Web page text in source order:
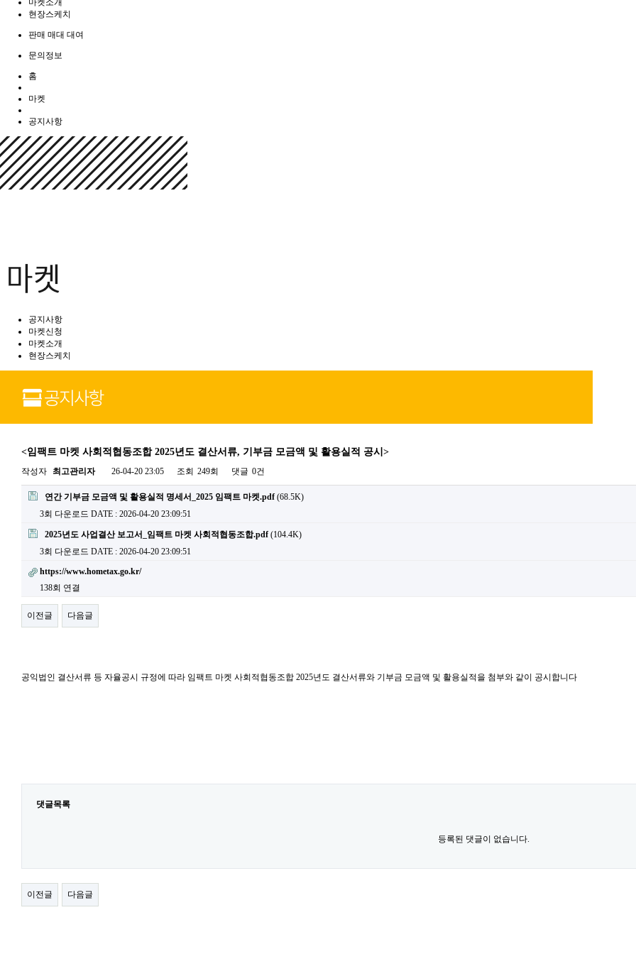
마켓소개
현장스케치
판매 매대 대여
문의정보
홈
마켓
공지사항
공지사항
마켓신청
마켓소개
현장스케치
<임팩트 마켓 사회적협동조합 2025년도 결산서류, 기부금 모금액 및 활용실적 공시>
작성자 최고관리자 26-04-20 23:05 조회 249회 댓글 0건
연간 기부금 모금액 및 활용실적 명세서_2025 임팩트 마켓.pdf(68.5K)
3회 다운로드 DATE : 2026-04-20 23:09:51
2025년도 사업결산 보고서_임팩트 마켓 사회적협동조합.pdf(104.4K)
3회 다운로드 DATE : 2026-04-20 23:09:51
https://www.hometax.go.kr/
138회 연결
이전글 다음글
공익법인 결산서류 등 자율공시 규정에 따라 임팩트 마켓 사회적협동조합 2025년도 결산서류와 기부금 모금액 및 활용실적을 첨부와 같이 공시합니다​
댓글목록
등록된 댓글이 없습니다.
이전글 다음글